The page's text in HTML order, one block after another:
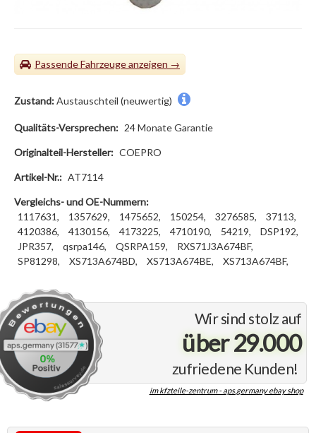
Passende Fahrzeuge
Wir sind stolz auf
über 29.000
zufriedene Kunden!
im kfzteile-zentrum - aps.germany ebay shop
Zustand:Austauschteil (neuwertig)
Qualitäts-Versprechen: 24 Monate Garantie
Originalteil-Hersteller: COEPRO
Artikel-Nr.: AT7114
Vergleichs- und OE-Nummern:
1117631,
1357629, 1475652, 150254, 3276585,
37113,
4120386,
4130156, 4173225, 4710190, 54219,
DSP192,
JPR357,
qsrpa146, QSRPA159,
RXS71J3A674BF,
SP81298,
XS713A674BD, XS713A674BE, XS713A674BF,